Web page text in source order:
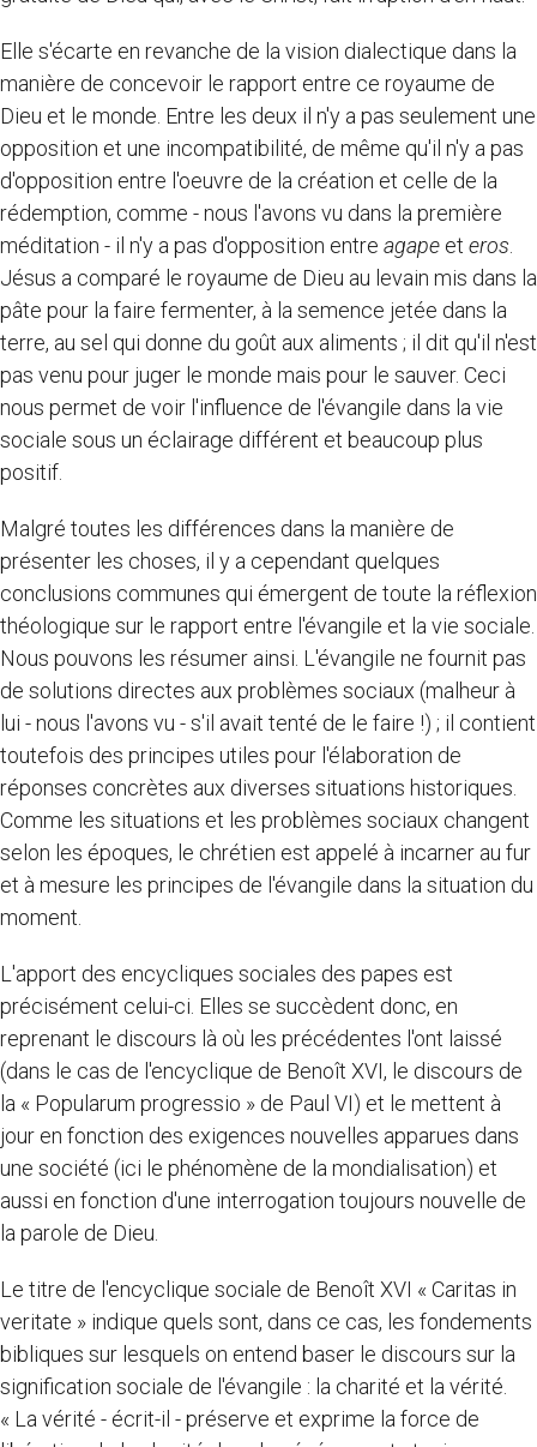
Elle s'écarte en revanche de la vision dialectique dans la
manière de concevoir le rapport entre ce royaume de
Dieu et le monde. Entre les deux il n'y a pas seulement une
opposition et une incompatibilité, de même qu'il n'y a pas
d'opposition entre l'oeuvre de la création et celle de la
rédemption, comme - nous l'avons vu dans la première
méditation - il n'y a pas d'opposition entre agape et eros
Jésus a comparé le royaume de Dieu au levain mis dans la
pâte pour la faire fermenter, à la semence jetée dans la
terre, au sel qui donne du goût aux aliments ; il dit qu'il n'est
pas venu pour juger le monde mais pour le sauver. Ceci
nous permet de voir l'influence de l'évangile dans la vie
sociale sous un éclairage différent et beaucoup plus
positif.
Malgré toutes les différences dans la manière de
présenter les choses, il y a cependant quelques
conclusions communes qui émergent de toute la réflexion
théologique sur le rapport entre l'évangile et la vie sociale.
Nous pouvons les résumer ainsi. L'évangile ne fournit pas
de solutions directes aux problèmes sociaux (malheur à
lui - nous l'avons vu - s'il avait tenté de le faire !) ; il contient
toutefois des principes utiles pour l'élaboration de
réponses concrètes aux diverses situations historiques.
Comme les situations et les problèmes sociaux changent
selon les époques, le chrétien est appelé à incarner au fur
et à mesure les principes de l'évangile dans la situation du
moment.
L'apport des encycliques sociales des papes est
précisément celui-ci. Elles se succèdent donc, en
reprenant le discours là où les précédentes l'ont laissé
(dans le cas de l'encyclique de Benoît XVI, le discours de
la « Popularum progressio » de Paul VI) et le mettent à
jour en fonction des exigences nouvelles apparues dans
une société (ici le phénomène de la mondialisation) et
aussi en fonction d'une interrogation toujours nouvelle de
la parole de Dieu.
Le titre de l'encyclique sociale de Benoît XVI « Caritas in
veritate » indique quels sont, dans ce cas, les fondements
bibliques sur lesquels on entend baser le discours sur la
signification sociale de l'évangile : la charité et la vérité.
« La vérité - écrit-il - préserve et exprime la force de